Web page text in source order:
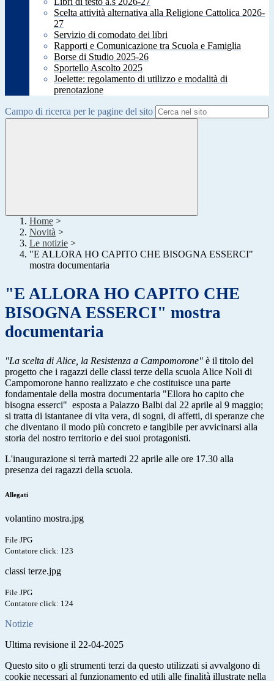
Scelta attività alternativa alla Religione Cattolica 2026-
27
Servizio di comodato dei libri
Rapporti e Comunicazione tra Scuola e Famiglia
Borse di Studio 2025-26
Sportello Ascolto 2025
Joelette: regolamento di utilizzo e modalità di
prenotazione
Campo di ricerca per le pagine del sito
Home >
Novità >
Le notizie >
"E ALLORA HO CAPITO CHE BISOGNA ESSERCI"
mostra documentaria
"E ALLORA HO CAPITO CHE
BISOGNA ESSERCI" mostra
documentaria
"La scelta di Alice, la Resistenza a Campomorone" è il titolo del
progetto che i ragazzi delle classi terze della scuola Alice Noli di
Campomorone hanno realizzato e che costituisce una parte
fondamentale della mostra documentaria "Ellora ho capito che
bisogna esserci" esposta a Palazzo Balbi dal 22 aprile al 9 maggio;
si tratta di istantanee di vita vera, di sogni, di affetti, di speranze che
che diventano il modo più concreto e tangibile per avvicinarsi alla
storia del nostro territorio e dei suoi protagonisti.
L'inaugurazione si terrà martedi 22 aprile alle ore 17.30 alla
presenza dei ragazzi della scuola.
Allegati
volantino mostra.jpg
File JPG
Contatore click: 123
classi terze.jpg
File JPG
Contatore click: 124
Notizie
Ultima revisione il 22-04-2025
Questo sito o gli strumenti terzi da questo utilizzati si avvalgono di
cookie necessari al funzionamento ed utili alle finalità illustrate nella